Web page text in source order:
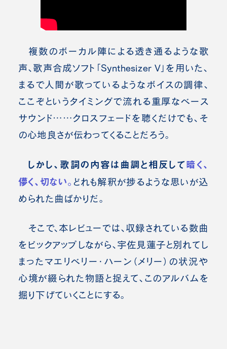
複数のボーカル陣による透き通るような歌
声、歌声合成ソフト「Synthesizer V」を用いた、
まるで人間が歌っているようなボイスの調律、
ここぞというタイミングで流れる重厚なベース
サウンド……クロスフェードを聴くだけでも、そ
の心地良さが伝わってくることだろう。
しかし、歌詞の内容は曲調と相反して暗く、
儚く、切ない。 どれも解釈が捗るような思いが込
められた曲ばかりだ。
そこで、本レビューでは、収録されている数曲
をピックアップしながら、宇佐見蓮子と別れてし
まったマエリベリー・ハーン（メリー）の状況や
心境が綴られた物語と捉えて、このアルバムを
掘り下げていくことにする。